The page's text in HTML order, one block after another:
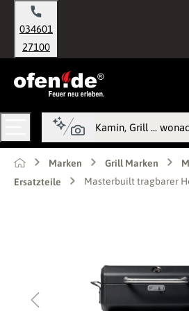
springen
034601
27100
Marken Grill Marken
Ersatzteile
Masterbuilt tragbarer